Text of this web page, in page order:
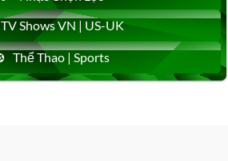
TV Shows VN | US-UK
Thể Thao | Sports